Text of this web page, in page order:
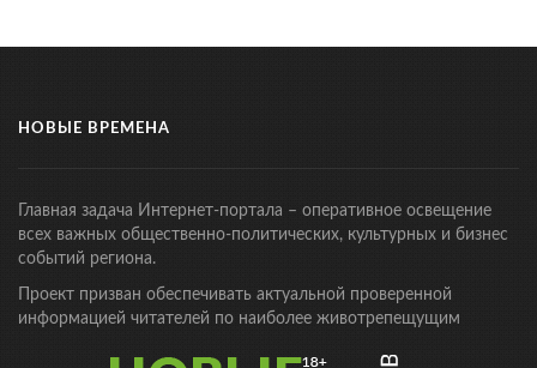
НОВЫЕ ВРЕМЕНА
Главная задача Интернет-портала – оперативное освещение
всех важных общественно-политических, культурных и бизнес
событий региона.
Проект призван обеспечивать актуальной проверенной
информацией читателей по наиболее животрепещущим